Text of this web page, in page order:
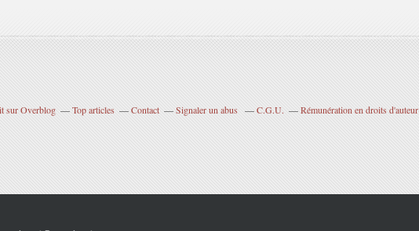
sur Overblog Top articles Contact Signaler un abus C.G.U. Rémunération en droits d'auteur